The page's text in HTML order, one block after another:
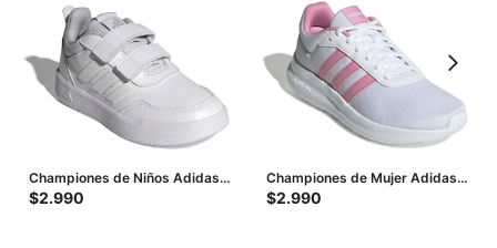
Championes de Niños Adidas
Tensaur Sport 3.0 Cf - Blanco -
$2.990
Championes de Mujer Adidas
Lite Racer 4.0 - Blanco -
$2.990